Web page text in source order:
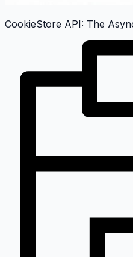
CookieStore API: The